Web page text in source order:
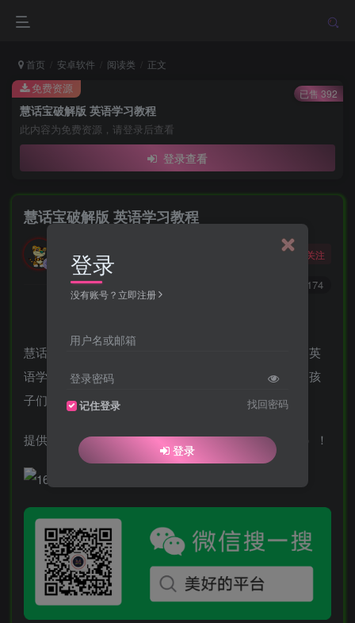
首页 安卓软件 阅读类 正文
慧话宝破解版 英语学习教程
此内容为免费资源，请登录后查看
登录查看
免费资源 已售 392
慧话宝破解版 英语学习教程
酒醒只在花前坐，酒醉还来花下眠。
关注
174
慧话宝是一款学习教育应用，为孩子们提供有趣好玩的英
语学习教程，帮助孩子快速培养英语听说读写能力，为孩
子们学习提供帮助。
提供点读、跟读等特色功能。已解锁VIP特权（需登录）！
登录
没有账号？立即注册
用户名或邮箱
登录密码
记住登录 找回密码
登录